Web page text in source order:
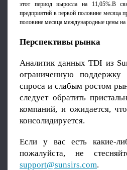
этот период выросла на 11,05%.В
предприятий в первой половине месяца
половине месяца международные цены на
Перспективы рынка
Аналитик данных TDI из
ограниченную поддержку
спроса и слабым ростом
следует обратить
компаний, и ожидается,
консолидируется.
Если у вас есть какие-
пожалуйста, не
support@sunsirs.com.